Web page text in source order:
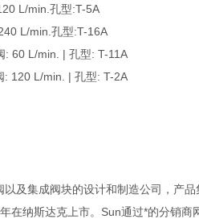
L/min.孔型:T-5A
L/min.孔型:T-16A
: 60 L/min. | 孔型: T-11A
: 120 L/min. | 孔型: T-2A
及集成阀块的设计和制造公司，产
在纳斯达克上市。Sun通过*的分销